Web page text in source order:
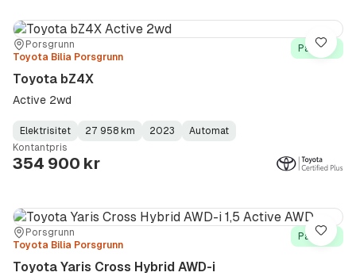
Sted:Porsgrunn
Forhandler:
Toyota Bilia Porsgrunn
På lager
Toyota bZ4X
Active 2wd
Fuel
Type:
Elektrisitet
Kilometerstand:
27 958 km
Model
Year:
2023
Gearbox
Type:
Automat
Kontantpris
354 900 kr
Lagre
Sted:Porsgrunn
Forhandler:
Toyota Bilia Porsgrunn
På lager
Toyota Yaris Cross Hybrid AWD-i
Lagre